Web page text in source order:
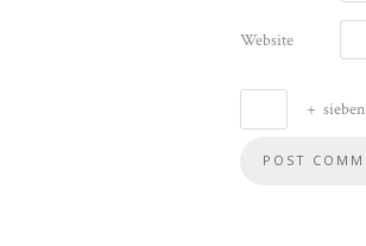
Website
+ sieben